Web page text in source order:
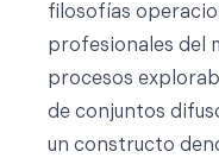
filosofías
profesionales del
procesos
de conjuntos
un constructo